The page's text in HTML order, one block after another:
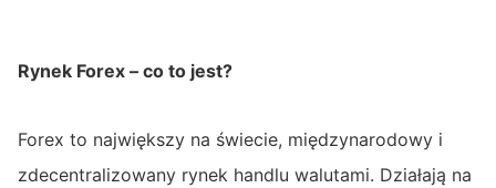
Rynek Forex – co to jest?
Forex to największy na świecie, międzynarodowy i
zdecentralizowany rynek handlu walutami. Działają na